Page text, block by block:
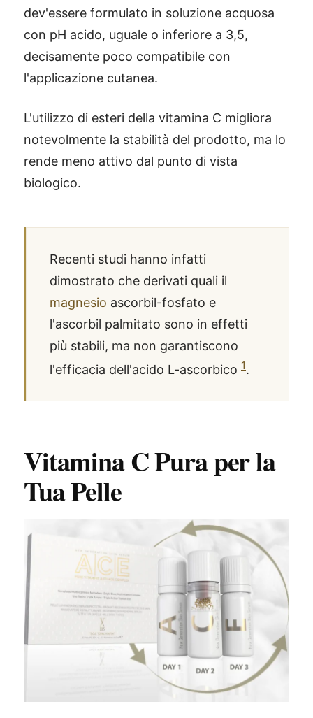
dev'essere formulato in soluzione acquosa
con pH acido, uguale o inferiore a 3,5,
decisamente poco compatibile con
l'applicazione cutanea.
L'utilizzo di esteri della vitamina C migliora
notevolmente la stabilità del prodotto, ma lo
rende meno attivo dal punto di vista
biologico.
Recenti studi hanno infatti
dimostrato che derivati quali il
magnesio ascorbil-fosfato e
l'ascorbil palmitato sono in effetti
più stabili, ma non garantiscono
l'efficacia dell'acido L-ascorbico 1.
Vitamina C Pura per la
Tua Pelle